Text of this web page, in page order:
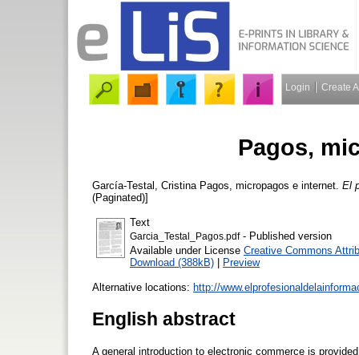
Login Create
Pagos,
García-Testal, Cristina Pagos, micropagos e internet. El
(Paginated)]
Text
Garcia_Testal_Pagos.pdf- Published version
Available under License Creative Commons
Download (388kB) | Preview
Alternative locations: http://
English abstract
A general introduction to electronic commerce is